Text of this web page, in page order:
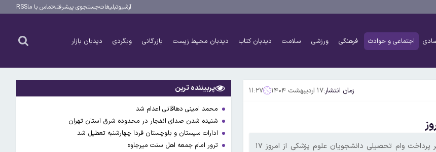
آرشیوتبلیغاتجستجوی پیشرفتهتماس با ماRSS
اجتماعی و حوادث فرهنگی ورزشی سلامت دیدبان کتاب دیدبان محیط زیست بازرگانی وبگردی دیدبان بازار
زمان انتشار:۱۷ اردیبهشت ۱۴۰۴ ۱۱:۲۷
معاون تسهیلات صندوق رفاه دانشجویان وزارت بهداشت ضمن اعلام خبر پرداخت وام تحصیلی دانشجویان علوم پزشکی از امروز ۱۷
پربیننده ترین
محمد امینی دهاقانی اعدام شد
شنیده شدن صدای انفجار در محدوده شرق استان تهران
ادارات سیستان و بلوچستان فردا چهارشنبه تعطیل شد
ترور امام جمعه اهل سنت میرجاوه